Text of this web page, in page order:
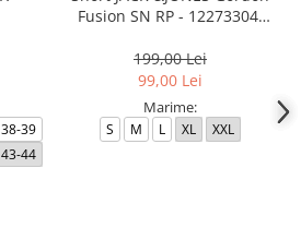
38-39
43-44
Fusion SN RP - 12273304-
199,00 Lei
99,00 Lei
Marime:
S M L XL XXL